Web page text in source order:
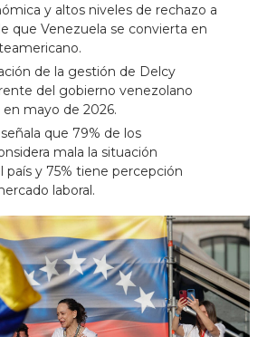
y altos niveles de rechazo a
que Venezuela se convierta en
de la gestión de Delcy
del gobierno venezolano
en mayo de 2026.
que 79% de los
mala la situación
país y 75% tiene percepción
laboral.